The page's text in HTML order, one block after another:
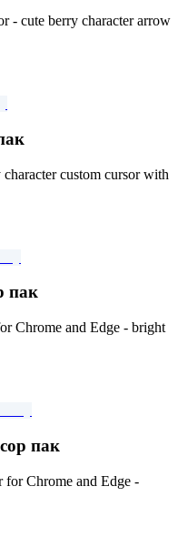
- cute berry character arrow
custom cursor with
пак
Chrome and Edge - bright
пак
for Chrome and Edge -